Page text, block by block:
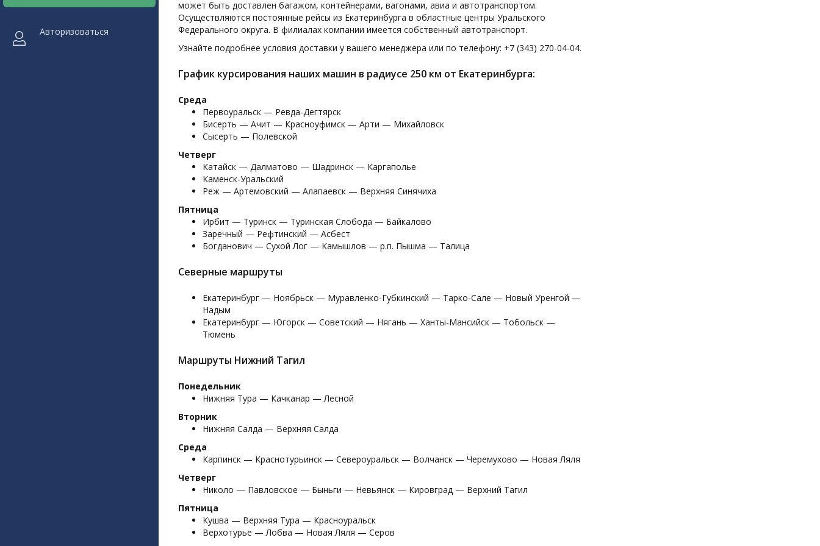
Авторизоваться
может быть доставлен багажом, контейнерами, вагонами, авиа и автотранспортом.
Осуществляются постоянные рейсы из Екатеринбурга в областные центры Уральского
Федерального округа. В филиалах компании имеется собственный автотранспорт.
Узнайте подробнее условия доставки у вашего менеджера или по телефону: +7 (343) 270-04-04.
График курсирования наших машин в радиусе 250 км от Екатеринбурга:
Среда
Первоуральск — Ревда-Дегтярск
Бисерть — Ачит — Красноуфимск — Арти — Михайловск
Сысерть — Полевской
Четверг
Катайск — Далматово — Шадринск — Каргаполье
Каменск-Уральский
Реж — Артемовский — Алапаевск — Верхняя Синячиха
Пятница
Ирбит — Туринск — Туринская Слобода — Байкалово
Заречный — Рефтинский — Асбест
Богданович — Сухой Лог — Камышлов — р.п. Пышма — Талица
Северные маршруты
Екатеринбург — Ноябрьск — Муравленко-Губкинский — Тарко-Сале — Новый Уренгой —
Надым
Екатеринбург — Югорск — Советский — Нягань — Ханты-Мансийск — Тобольск —
Тюмень
Маршруты Нижний Тагил
Понедельник
Нижняя Тура — Качканар — Лесной
Вторник
Нижняя Салда — Верхняя Салда
Среда
Карпинск — Краснотурьинск — Североуральск — Волчанск — Черемухово — Новая Ляля
Четверг
Николо — Павловское — Быньги — Невьянск — Кировград — Верхний Тагил
Пятница
Кушва — Верхняя Тура — Красноуральск
Верхотурье — Лобва — Новая Ляля — Серов